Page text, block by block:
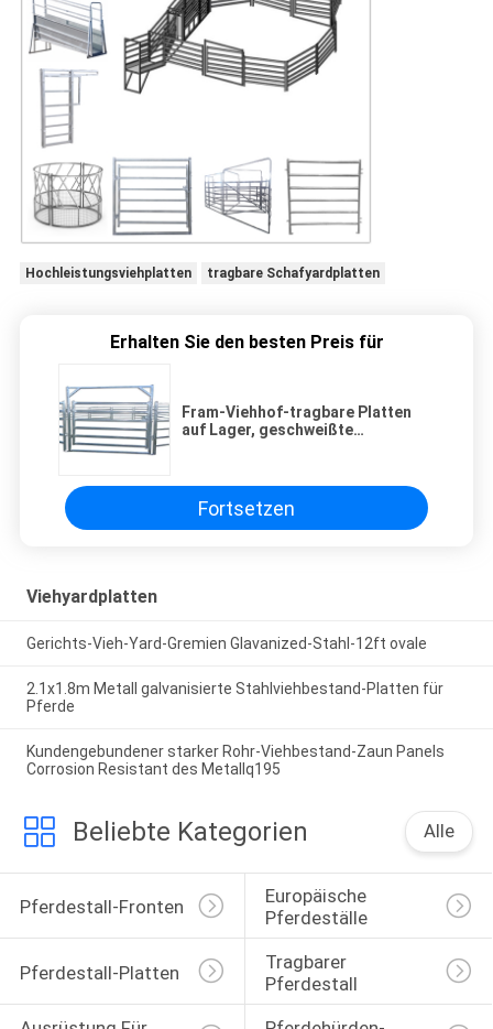
Hochleistungsviehplatten tragbare Schafyardplatten
Erhalten Sie den besten Preis für
Fram-Viehhof-tragbare Platten
auf Lager, geschweißte
Fortsetzen
Viehyardplatten
Gerichts-Vieh-Yard-Gremien Glavanized-Stahl-12ft ovale
2.1x1.8m Metall galvanisierte Stahlviehbestand-Platten für
Pferde
Kundengebundener starker Rohr-Viehbestand-Zaun Panels
Corrosion Resistant des Metallq195
Beliebte Kategorien Alle
Pferdestall-Fronten
Europäische
Pferdeställe
Pferdestall-Platten
Tragbarer
Pferdestall